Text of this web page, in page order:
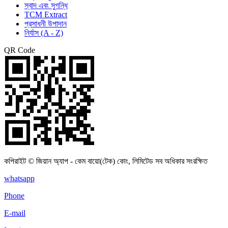
স্বাদ এবং সুগন্ধি
TCM Extract
প্রসাধনী উপাদান
নির্যাস (A - Z)
QR Code
কপিরাইট © জিয়ান অ্যাপ - কেম বায়ো(টেক) কোং, লিমিটেড সব অধিকার সংরক্ষিত
whatsapp
Phone
E-mail